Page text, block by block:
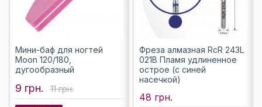
Мини-баф для ногтей
Moon 120/180,
дугообразный
9 грн. 11 грн.
Фреза алмазная RcR 243L
021B Пламя удлиненное
острое (с синей
насечкой)
48 грн.